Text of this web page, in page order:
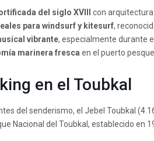
del siglo XVIII
con
para windsurf y kitesurf,
vibrante, especialmente durante
marinera fresca en el puerto
en el Toubkal
del senderismo, el Jebel Toubkal
Nacional del Toubkal, establecido en